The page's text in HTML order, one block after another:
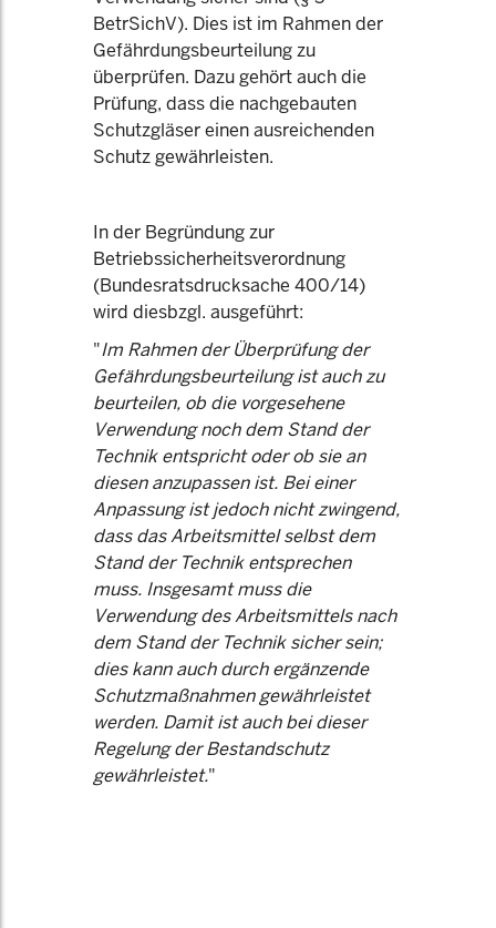
BetrSichV). Dies ist im Rahmen der
Gefährdungsbeurteilung zu
überprüfen. Dazu gehört auch die
Prüfung, dass die nachgebauten
Schutzgläser einen ausreichenden
Schutz gewährleisten.
In der Begründung zur
Betriebssicherheitsverordnung
(Bundesratsdrucksache 400/14)
wird diesbzgl. ausgeführt:
"Im Rahmen der Überprüfung der
Gefährdungsbeurteilung ist auch zu
beurteilen, ob die vorgesehene
Verwendung noch dem Stand der
Technik entspricht oder ob sie an
diesen anzupassen ist. Bei einer
Anpassung ist jedoch nicht zwingend,
dass das Arbeitsmittel selbst dem
Stand der Technik entsprechen
muss. Insgesamt muss die
Verwendung des Arbeitsmittels nach
dem Stand der Technik sicher sein;
dies kann auch durch ergänzende
Schutzmaßnahmen gewährleistet
werden. Damit ist auch bei dieser
Regelung der Bestandschutz
gewährleistet."